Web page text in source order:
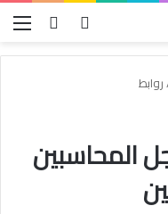
بحث عنتسجيل
روابط
المحاسبين